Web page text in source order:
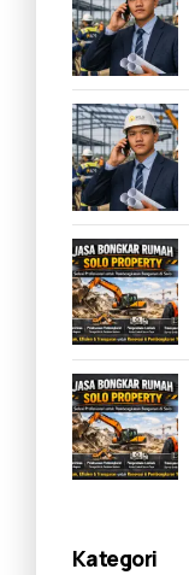
Kategori